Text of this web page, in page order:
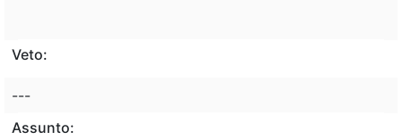
Veto:
---
Assunto: